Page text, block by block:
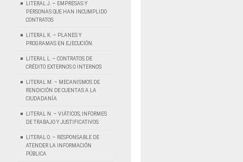
LITERAL J. – EMPRESAS Y
PERSONAS QUE HAN INCUMPLIDO
CONTRATOS
LITERAL K. – PLANES Y
PROGRAMAS EN EJECUCIÓN.
LITERAL L. – CONTRATOS DE
CRÉDITO EXTERNOS O INTERNOS
LITERAL M. – MECANISMOS DE
RENDICIÓN DE CUENTAS A LA
CIUDADANÍA
LITERAL N. – VIÁTICOS, INFORMES
DE TRABAJO Y JUSTIFICATIVOS
LITERAL O. – RESPONSABLE DE
ATENDER LA INFORMACIÓN
PÚBLICA